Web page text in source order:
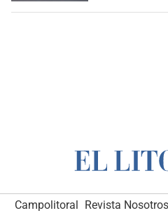
Campolitoral Revista Nosotros